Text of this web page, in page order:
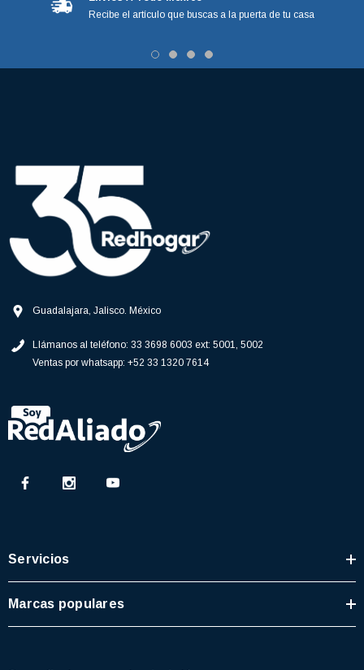
Recibe el artículo que buscas a la puerta de tu casa
Guadalajara, Jalisco. México
Llámanos al teléfono: 33 3698 6003 ext: 5001, 5002
Ventas por whatsapp: +52 33 1320 7614
Servicios
Marcas populares